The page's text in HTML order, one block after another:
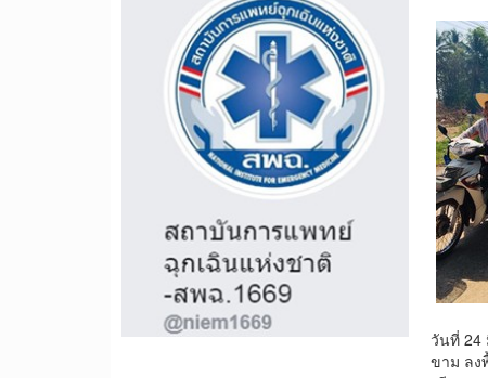
วันที่ 24
ขาม ลง